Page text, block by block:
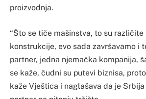
proizvodnja.
“Što se tiče mašinstva, to su
konstrukcije, evo sada završavamo i
partner, jedna njemačka kompanija,
se kaže, čudni su putevi biznisa,
kaže Vještica i naglašava da je